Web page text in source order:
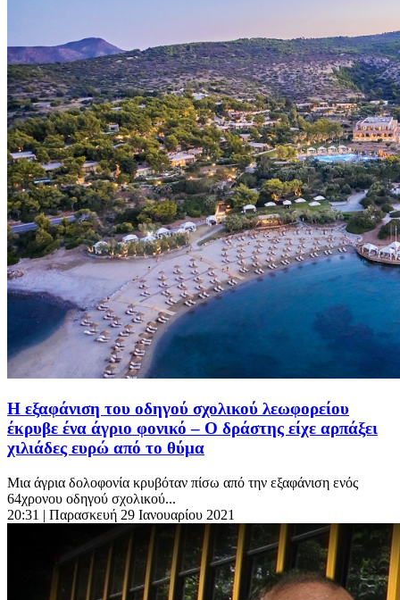
Η εξαφάνιση του οδηγού σχολικού λεωφορείου
έκρυβε ένα άγριο φονικό – Ο δράστης είχε αρπάξει
χιλιάδες ευρώ από το θύμα
Μια άγρια δολοφονία κρυβόταν πίσω από την εξαφάνιση ενός
64χρονου οδηγού σχολικού...
20:31 | Παρασκευή 29 Ιανουαρίου 2021